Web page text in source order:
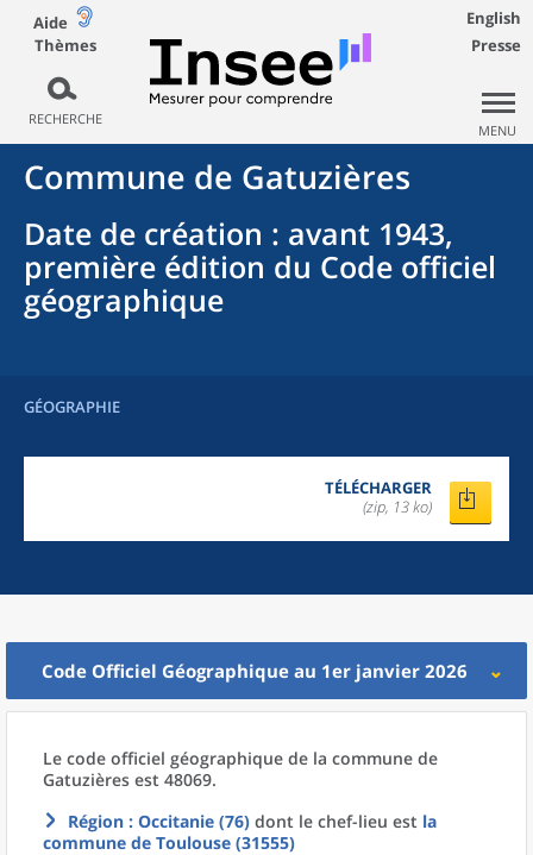
Aide
Thèmes
RECHERCHE
English
Presse
MENU
Commune de Gatuzières
Date de création : avant 1943,
première édition du Code officiel
géographique
GÉOGRAPHIE
TÉLÉCHARGER
(zip, 13 ko)
Code Officiel Géographique au 1er janvier 2026
Le code officiel géographique de la commune de
Gatuzières est 48069.
Région : Occitanie (76) dont le chef-lieu est la
commune de Toulouse (31555)